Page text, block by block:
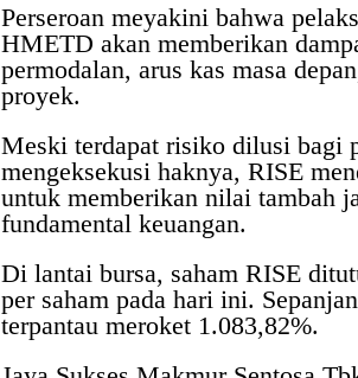
Perseroan meyakini bahwa
HMETD akan memberikan
permodalan, arus kas masa
proyek.
Meski terdapat risiko dilusi bagi
mengeksekusi haknya, RISE
untuk memberikan nilai tambah
fundamental keuangan.
Di lantai bursa, saham RISE
per saham pada hari ini.
terpantau meroket 1.083,82%.